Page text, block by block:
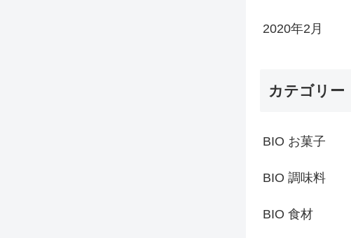
2020年2月
カテゴリー
BIO お菓子
BIO 調味料
BIO 食材